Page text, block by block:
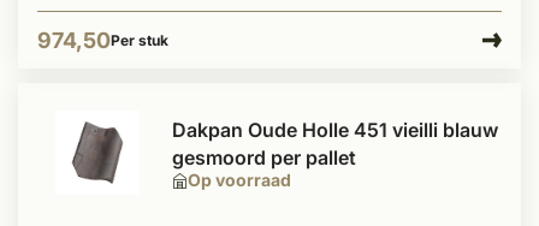
974,50Per stuk
Op voorraad
Dakpan Oude Holle 451 vieilli blauw
gesmoord per pallet